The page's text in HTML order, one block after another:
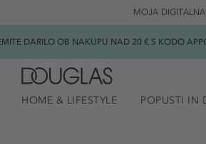
MOJA
DARILO OB NAKUPU NAD 20 € S KODO
HOME & LIFESTYLE POPUSTI IN